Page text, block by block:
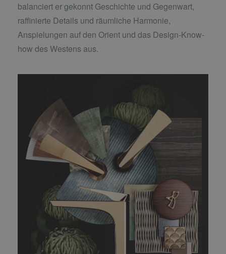
balanciert er gekonnt Geschichte und Gegenwart,
raffinierte Details und räumliche Harmonie,
Anspielungen auf den Orient und das Design-Know-
how des Westens aus.